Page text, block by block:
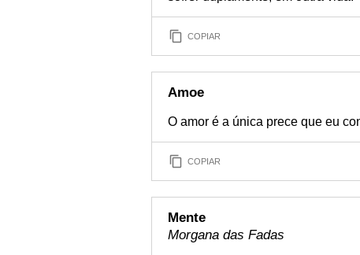
COPIAR
Amoe
O amor é a única prece que eu
COPIAR
Mente
Morgana das Fadas